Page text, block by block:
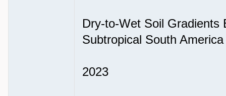
Dry-to-Wet Soil Gradients
Subtropical South America
2023